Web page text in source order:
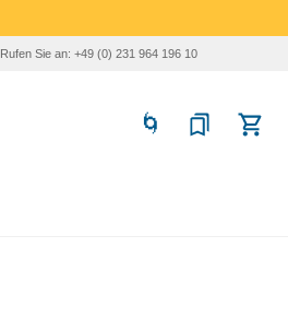
Rufen Sie an: +49 (0) 231 964 196 10